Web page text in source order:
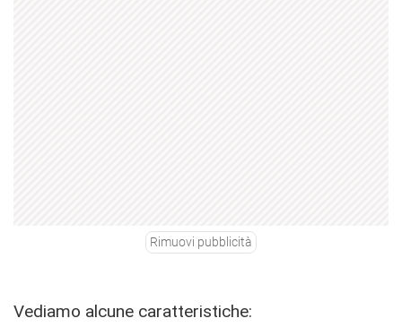
Rimuovi pubblicità
Vediamo alcune caratteristiche: